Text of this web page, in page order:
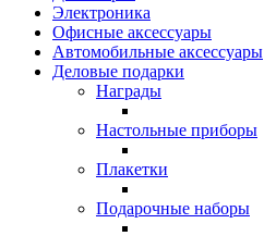
Электроника
Офисные аксессуары
Автомобильные аксессуары
Деловые подарки
Награды
Настольные приборы
Плакетки
Подарочные наборы